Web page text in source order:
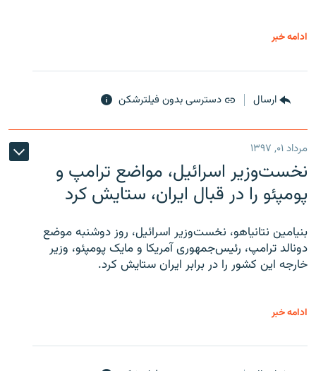
ادامه خبر
ارسال دسترسی بدون فیلترشکن
مرداد ۰۱, ۱۳۹۷
نخست‌وزیر اسرائیل، مواضع ترامپ و
پومپئو را در قبال ایران، ستایش کرد
بنیامین نتانیاهو، نخست‌وزیر اسرائیل، روز دوشنبه موضع
دونالد ترامپ، رئیس‌جمهوری آمریکا و مایک پومپئو، وزیر
خارجه این کشور را در برابر ایران ستایش کرد.
ادامه خبر